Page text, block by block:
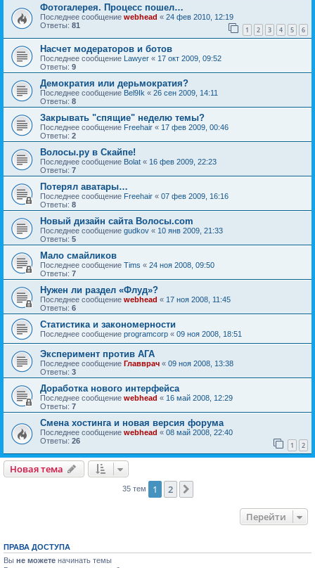
Фотогалерея. Процесс пошел…
Последнее сообщение webhead « 24 фев 2010, 12:19
Ответы: 81 1 2 3 4 5 6
Насчет модераторов и ботов
Последнее сообщение Lawyer « 17 окт 2009, 09:52
Ответы: 9
Демократия или дерьмократия?
Последнее сообщение Bel9Ik « 26 сен 2009, 14:11
Ответы: 8
Закрывать "спящие" неделю темы?
Последнее сообщение Freehair « 17 фев 2009, 00:46
Ответы: 2
Волосы.ру в Скайпе!
Последнее сообщение Bolat « 16 фев 2009, 22:23
Ответы: 7
Потерял аватары…
Последнее сообщение Freehair « 07 фев 2009, 16:16
Ответы: 8
Новый дизайн сайта Волосы.com
Последнее сообщение gudkov « 10 янв 2009, 21:33
Ответы: 5
Мало смайликов
Последнее сообщение Tims « 24 ноя 2008, 09:50
Ответы: 7
Нужен ли раздел «Флуд»?
Последнее сообщение webhead « 17 ноя 2008, 11:45
Ответы: 6
Статистика и закономерности
Последнее сообщение programcorp « 09 ноя 2008, 18:51
Эксперимент против АГА
Последнее сообщение Главврач « 09 ноя 2008, 13:38
Ответы: 3
Доработка нового интерфейса
Последнее сообщение webhead « 16 май 2008, 12:29
Ответы: 7
Смена хостинга и новая версия форума
Последнее сообщение webhead « 08 май 2008, 22:40
Ответы: 26 1 2
Новая тема
35 тем 1 2
Перейти
ПРАВА ДОСТУПА
Вы не можете начинать темы